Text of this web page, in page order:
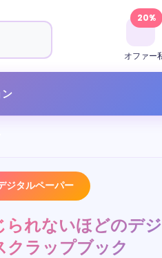
オファー
20%
ジタルペーパー
られないほどのデ
クラップブック